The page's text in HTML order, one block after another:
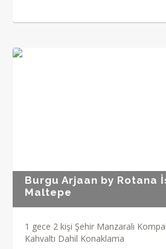
Burgu Arjaan by Rotana
Maltepe
1 gece 2 kişi Şehir Manzaralı
Kahvaltı Dahil Konaklama